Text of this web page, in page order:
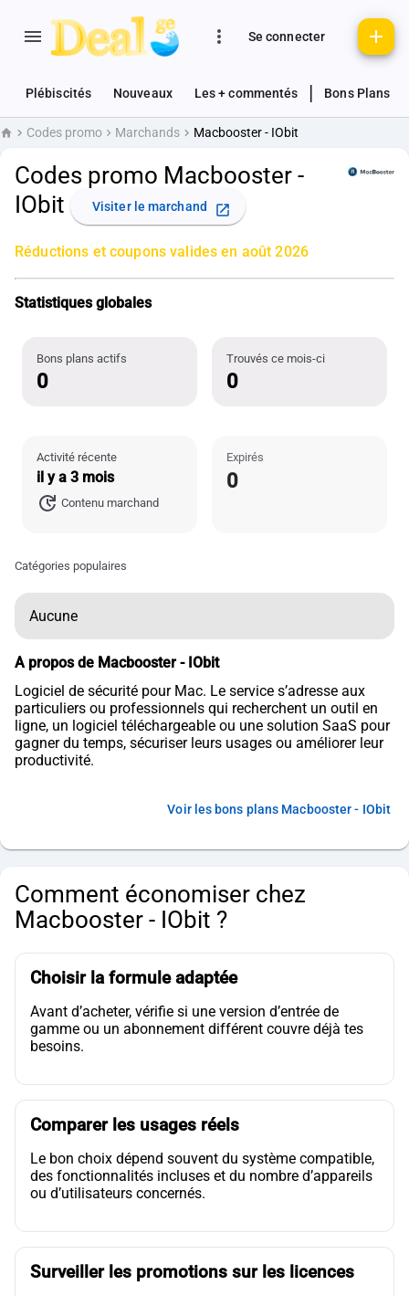
Se connecter
Plébiscités Nouveaux Les + commentés Bons Plans
AccueilCodes promo Marchands Macbooster - IObit
Codes promo Macbooster -
IObit
Visiter le marchand
Réductions et coupons valides en août 2026
Statistiques globales
Bons plans actifs
0
Trouvés ce mois-ci
0
Activité récente
il y a 3 mois
Contenu marchand
Expirés
0
Catégories populaires
Aucune
A propos de Macbooster - IObit
Logiciel de sécurité pour Mac. Le service s’adresse aux
particuliers ou professionnels qui recherchent un outil en
ligne, un logiciel téléchargeable ou une solution SaaS pour
gagner du temps, sécuriser leurs usages ou améliorer leur
productivité.
Voir les bons plans Macbooster - IObit
Comment économiser chez
Macbooster - IObit ?
Choisir la formule adaptée
Avant d’acheter, vérifie si une version d’entrée de
gamme ou un abonnement différent couvre déjà tes
besoins.
Comparer les usages réels
Le bon choix dépend souvent du système compatible,
des fonctionnalités incluses et du nombre d’appareils
ou d’utilisateurs concernés.
Surveiller les promotions sur les licences